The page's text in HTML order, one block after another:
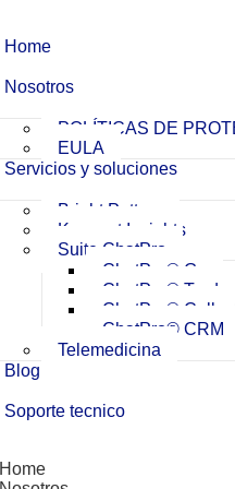
Home
Nosotros
POLÍTICAS DE
EULA
Servicios y soluciones
Bright Pattern
Konnect Insights
Suite ChatPro
ChatPro® Go
ChatPro® Trade
ChatPro®
ChatPro® CRM
Telemedicina
Blog
Soporte tecnico
Home